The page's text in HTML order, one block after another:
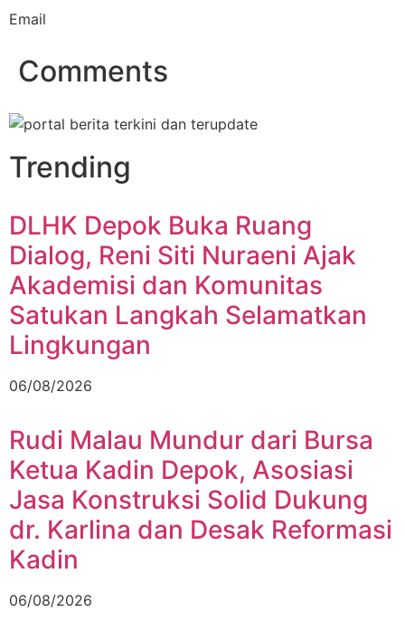
Email
Comments
Trending
DLHK Depok Buka Ruang
Dialog, Reni Siti Nuraeni Ajak
Akademisi dan Komunitas
Satukan Langkah Selamatkan
Lingkungan
06/08/2026
Rudi Malau Mundur dari Bursa
Ketua Kadin Depok, Asosiasi
Jasa Konstruksi Solid Dukung
dr. Karlina dan Desak Reformasi
Kadin
06/08/2026